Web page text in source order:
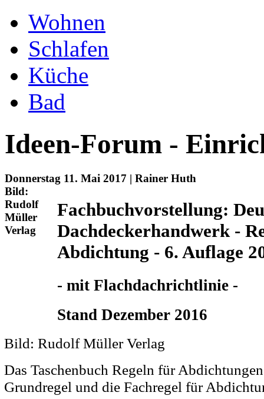
Wohnen
Schlafen
Küche
Bad
Ideen-Forum -
Donnerstag 11. Mai 2017 | Rainer Huth
Bild:
Rudolf
Müller
Verlag
Fachbuchvorstellung:
Dachdeckerhandwerk -
Abdichtung - 6. Auflage
- mit Flachdachrichtlinie -
Stand Dezember 2016
Bild: Rudolf Müller Verlag
Das Taschenbuch Regeln für
Grundregel und die Fachregel für